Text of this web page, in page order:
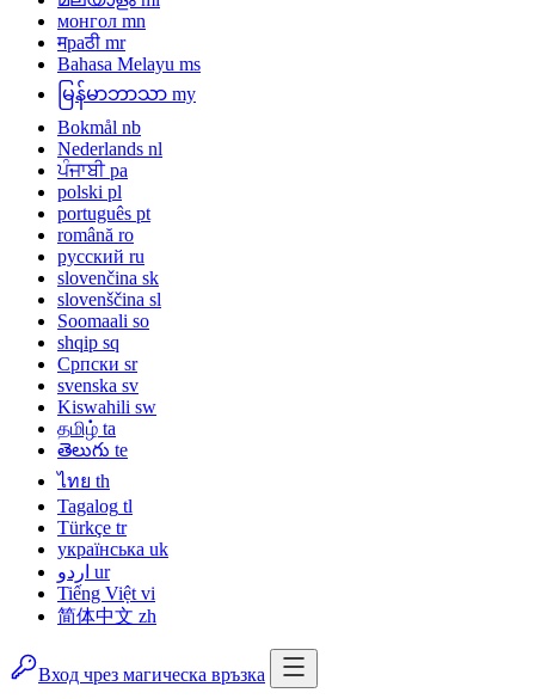
монгол mn
मраठी mr
Bahasa Melayu ms
မြန်မာဘာသာ my
Bokmål nb
Nederlands nl
ਪੰਜਾਬੀ pa
polski pl
português pt
română ro
русский ru
slovenčina sk
slovenščina sl
Soomaali so
shqip sq
Српски sr
svenska sv
Kiswahili sw
தமிழ் ta
తెలుగు te
ไทย th
Tagalog tl
Türkçe tr
українська uk
اردو ur
Tiếng Việt vi
简体中文 zh
Вход чрез магическа връзка